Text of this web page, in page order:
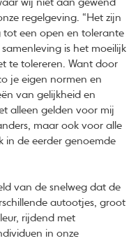
wij niet aan gewend
regelgeving. “Het zijn
tot een open en tolerante
is het moeilijk
te tolereren. Want door
je eigen normen en
van gelijkheid en
alleen gelden voor mij
maar ook voor alle
in de eerder genoemde
van de snelweg dat de
autootjes, groot
rijdend met
in onze